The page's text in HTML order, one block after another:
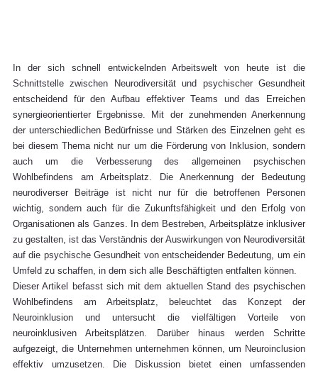
In der sich schnell entwickelnden Arbeitswelt von heute ist die
Schnittstelle zwischen Neurodiversität und psychischer Gesundheit
entscheidend für den Aufbau effektiver Teams und das Erreichen
synergieorientierter Ergebnisse. Mit der zunehmenden Anerkennung
der unterschiedlichen Bedürfnisse und Stärken des Einzelnen geht es
bei diesem Thema nicht nur um die Förderung von Inklusion, sondern
auch um die Verbesserung des allgemeinen psychischen
Wohlbefindens am Arbeitsplatz. Die Anerkennung der Bedeutung
neurodiverser Beiträge ist nicht nur für die betroffenen Personen
wichtig, sondern auch für die Zukunftsfähigkeit und den Erfolg von
Organisationen als Ganzes. In dem Bestreben, Arbeitsplätze inklusiver
zu gestalten, ist das Verständnis der Auswirkungen von Neurodiversität
auf die psychische Gesundheit von entscheidender Bedeutung, um ein
Umfeld zu schaffen, in dem sich alle Beschäftigten entfalten können.
Dieser Artikel befasst sich mit dem aktuellen Stand des psychischen
Wohlbefindens am Arbeitsplatz, beleuchtet das Konzept der
Neuroinklusion und untersucht die vielfältigen Vorteile von
neuroinklusiven Arbeitsplätzen. Darüber hinaus werden Schritte
aufgezeigt, die Unternehmen unternehmen können, um Neuroinclusion
effektiv umzusetzen. Die Diskussion bietet einen umfassenden